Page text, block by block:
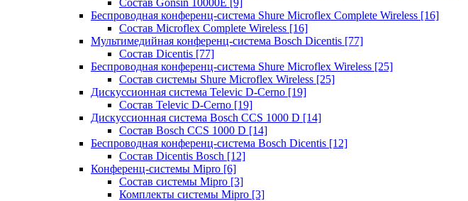
Состав Gonsin 10000E [9]
Беспроводная конференц-система Shure Microflex Complete Wireless [16]
Состав Microflex Complete Wireless [16]
Мультимедийная конференц-система Bosch Dicentis [77]
Состав Dicentis [77]
Беспроводная конференц-система Shure Microflex Wireless [25]
Состав системы Shure Microflex Wireless [25]
Дискуссионная система Televic D-Cerno [19]
Состав Televic D-Cerno [19]
Дискуссионная система Bosch CCS 1000 D [14]
Состав Bosch CCS 1000 D [14]
Беспроводная конференц-система Bosch Dicentis [12]
Состав Dicentis Bosch [12]
Конференц-системы Mipro [6]
Состав системы Mipro [3]
Комплекты системы Mipro [3]